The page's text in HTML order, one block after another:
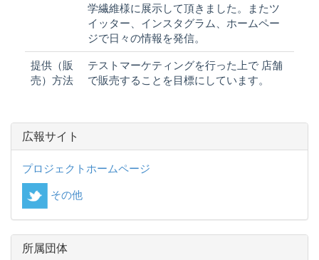
学繊維様に展示して頂きました。またツ
イッター、インスタグラム、ホームペー
ジで日々の情報を発信。
提供（販
売）方法
テストマーケティングを行った上で 店舗
で販売することを目標にしています。
広報サイト
プロジェクトホームページ
その他
所属団体